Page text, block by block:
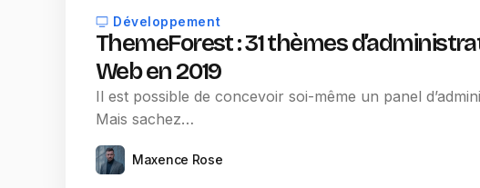
Développement
ThemeForest : 31 thèmes
Web en 2019
Il est possible de concevoir soi-même un panel
Mais sachez…
Maxence Rose